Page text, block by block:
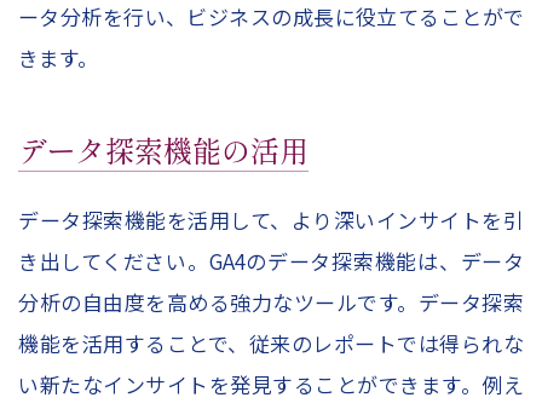
ータ分析を行い、ビジネスの成長に役立てることがで
きます。
データ探索機能の活用
データ探索機能を活用して、より深いインサイトを引
き出してください。GA4のデータ探索機能は、データ
分析の自由度を高める強力なツールです。データ探索
機能を活用することで、従来のレポートでは得られな
い新たなインサイトを発見することができます。例え